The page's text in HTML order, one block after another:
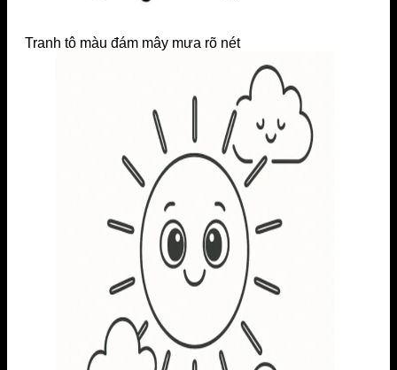
Tranh tô màu đám mây mưa rõ nét